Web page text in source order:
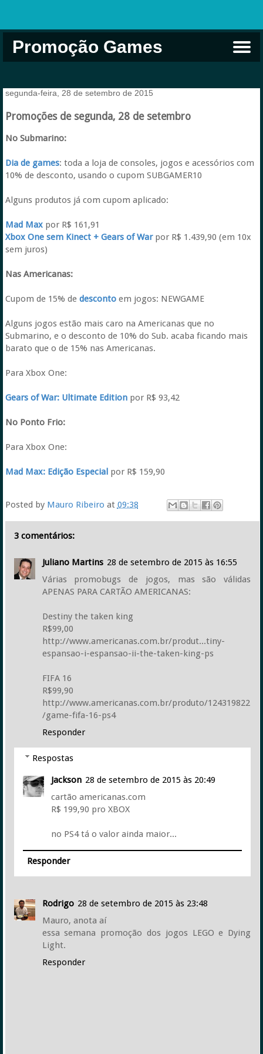
Promoção Games
segunda-feira, 28 de setembro de 2015
Promoções de segunda, 28 de setembro
No Submarino:
Dia de games: toda a loja de consoles, jogos e acessórios com
10% de desconto, usando o cupom SUBGAMER10
Alguns produtos já com cupom aplicado:
Mad Maxpor R$ 161,91
Xbox One sem Kinect + Gears of Warpor R$ 1.439,90 (em 10x
sem juros)
Nas Americanas:
Cupom de 15% de desconto em jogos: NEWGAME
Alguns jogos estão mais caro na Americanas que no
Submarino, e o desconto de 10% do Sub. acaba ficando mais
barato que o de 15% nas Americanas.
Para Xbox One:
Gears of War: Ultimate Editionpor R$ 93,42
No Ponto Frio:
Para Xbox One:
Mad Max: Edição Especialpor R$ 159,90
Posted by Mauro Ribeiro at 09:38
3 comentários:
Juliano Martins 28 de setembro de 2015 às 16:55
Várias promobugs de jogos, mas são válidas
APENAS PARA CARTÃO AMERICANAS:
Destiny the taken king
R$99,00
http://www.americanas.com.br/produt...tiny-
espansao-i-espansao-ii-the-taken-king-ps
FIFA 16
R$99,90
http://www.americanas.com.br/produto/124319822
/game-fifa-16-ps4
Responder
Respostas
Jackson 28 de setembro de 2015 às 20:49
cartão americanas.com
R$ 199,90 pro XBOX
no PS4 tá o valor ainda maior...
Responder
Rodrigo 28 de setembro de 2015 às 23:48
Mauro, anota aí
essa semana promoção dos jogos LEGO e Dying
Light.
Responder